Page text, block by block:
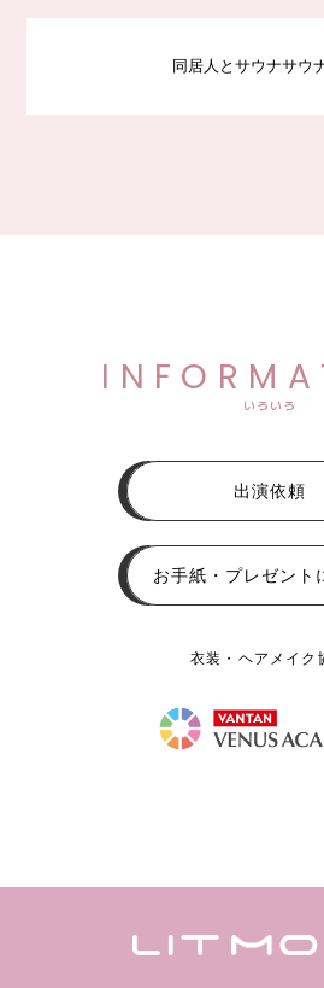
同居人とサウナサウ
いろいろ
出演依頼
お手紙・プレゼント
衣装・ヘアメイク